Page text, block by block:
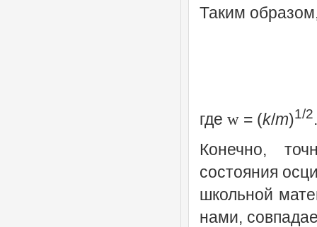
Таким
где w = (k/m)1/2.
Конечно,
состояния
школьной
нами,